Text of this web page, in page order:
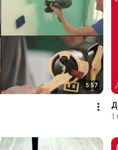
5:57